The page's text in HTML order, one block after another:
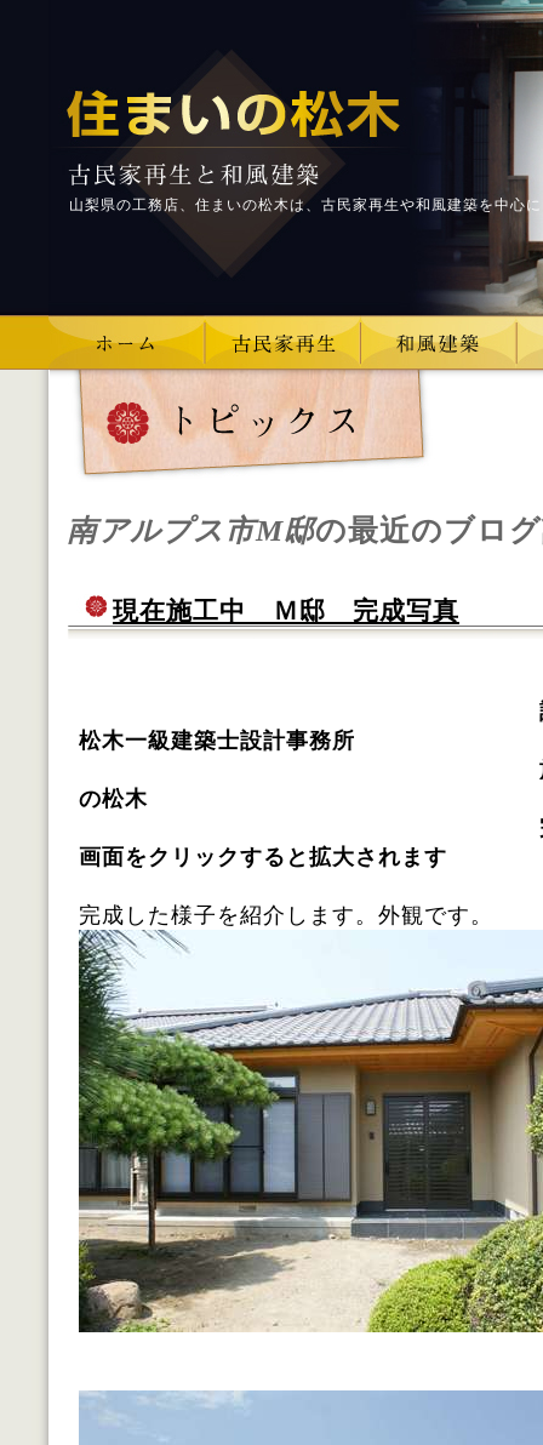
山梨県の工務店、住まいの松木は、古民家再生や和風建築を中心
南アルプス市M邸の最近のブロ
現在施工中 Ｍ邸 完成写真
松木一級建築士設計事務所
施工 株式会
の松木
完成 平成
画面をクリックすると拡大されます
完成した様子を紹介します。外観です。